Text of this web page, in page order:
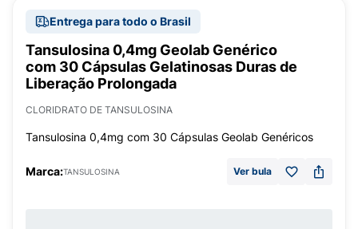
Entrega para todo o Brasil
Tansulosina 0,4mg Geolab Genérico
com 30 Cápsulas Gelatinosas Duras de
Liberação Prolongada
CLORIDRATO DE TANSULOSINA
Tansulosina 0,4mg com 30 Cápsulas Geolab Genéricos
Marca:TANSULOSINA Ver bula